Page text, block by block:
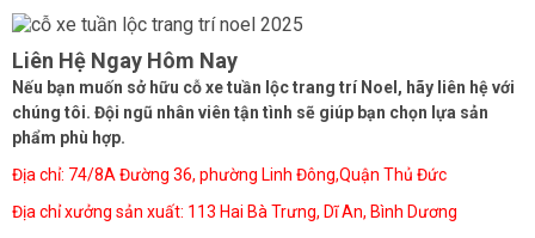
Liên Hệ Ngay Hôm Nay
Nếu bạn muốn sở hữu cỗ xe tuần lộc trang trí Noel, hãy liên hệ với
chúng tôi. Đội ngũ nhân viên tận tình sẽ giúp bạn chọn lựa sản
phẩm phù hợp.
Địa chỉ: 74/8A Đường 36, phường Linh Đông,Quận Thủ Đức
Địa chỉ xưởng sản xuất: 113 Hai Bà Trưng, Dĩ An, Bình Dương